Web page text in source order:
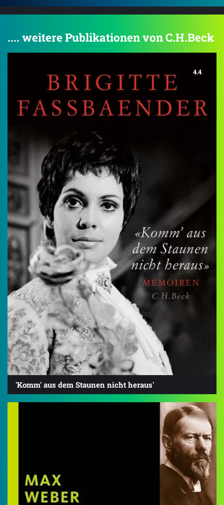
.... weitere Publikationen von C.H.Beck
4.4
'Komm' aus dem Staunen nicht heraus'